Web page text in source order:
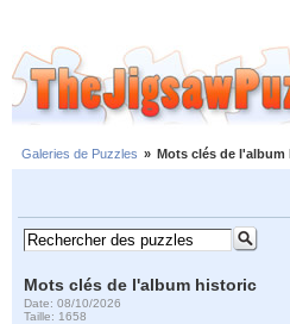
Galeries de Puzzles » Mots clés de l'album
Mots clés de l'album historic
Date: 08/10/2026
Taille: 1658